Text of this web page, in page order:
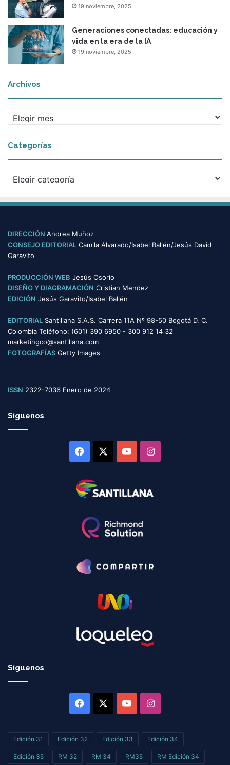
19 noviembre, 2025
Generaciones conectadas: educación y
vida en la era de la IA
19 noviembre, 2025
Archivos
r
h
i
Categorías
a
e
o
r
s
DIRECCIÓN Andrea Muñoz
CONSEJO EDITORIAL Camila Alvarado/Isabel Ballén/Jesús David
Garavito
PRODUCCIÓN WEB Jesús Osorio
DISEÑO Y DIAGRAMACIÓN Cristian Mendez
EDICIÓN Jesús Garavito/Isabel Ballén
EDITORIAL Santillana S.A.S. Carrera 11A Nº 98-50 Bogotá D. C.
Colombia Teléfono: (601) 390 6950 - 300 912 14 32
marketingco@santillana.com
FOTOGRAFÍAS Getty Images
ISSN 2322-7036 Enero de 2024
Síguenos
Facebook YouTubeInstagram
Síguenos
Facebook YouTubeInstagram
Edición 31 Edición 32 Edición 33 Edición 34
Edición 35 RM 32 RM 34 RM35 RM Edición 34